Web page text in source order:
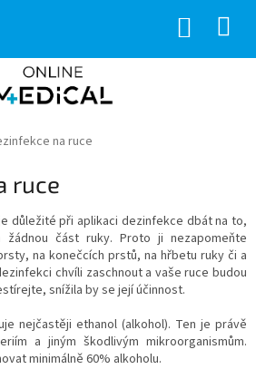
na ruce
ruce
důležité při aplikaci dezinfekce dbát na to,
žádnou část ruky. Proto ji nezapomeňte
na konečcích prstů, na hřbetu ruky či a
chvíli zaschnout a vaše ruce budou
snížila by se její účinnost.
nejčastěji ethanol (alkohol). Ten je právě
a jiným škodlivým mikroorganismům.
minimálně 60% alkoholu.